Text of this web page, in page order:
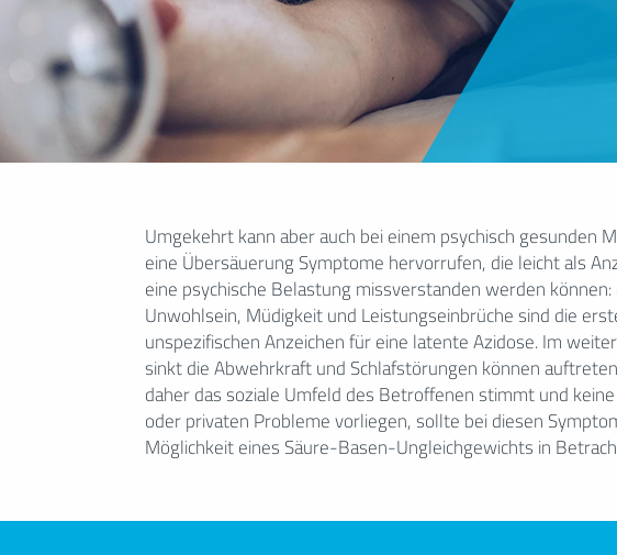
Umgekehrt kann aber auch bei einem psychisch gesunden
eine Übersäuerung Symptome hervorrufen, die leicht als
eine psychische Belastung missverstanden werden
Unwohlsein, Müdigkeit und Leistungseinbrüche sind die
unspezifischen Anzeichen für eine latente Azidose. Im
sinkt die Abwehrkraft und Schlafstörungen können
daher das soziale Umfeld des Betroffenen stimmt und
oder privaten Probleme vorliegen, sollte bei diesen
Möglichkeit eines Säure-Basen-Ungleichgewichts in
werden. Studien legen einen Zusammenhang zwischen der
der ernährungsbedingten Säurelast und dem
charakteristischen Stress-Parametern nahe. Eine
– gegebenenfalls mit der ergänzenden Einnahme von
– kann folglich ein effektiver therapeutischer Weg sein,
und Antriebslosigkeit zu überwinden. In der Regel werden 2–3
benötigt, bis die Stoffwechselfunktionen ihr